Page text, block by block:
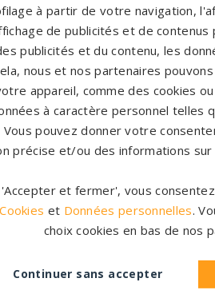
Pompes funèbres
Pompes funèbres
Pompes funèbres
Pompes funèbres
Pompes funèbres
Vexin→
Pompes funèbres
Pompes funèbres
à partir de votre navigation,
de publicités et de
publicités et du contenu, les
nous et nos partenaires
appareil, comme des cookies
à caractère personnel telles
pouvez donner votre
précise et/ou des informations
'Accepter et fermer', vous
et Données personnelles.
choix cookies en bas de nos
Continuer sans accepter